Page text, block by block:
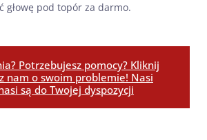
głowę pod topór za darmo.
Potrzebujesz pomocy? Kliknij
nam o swoim problemie! Nasi
są do Twojej dyspozycji